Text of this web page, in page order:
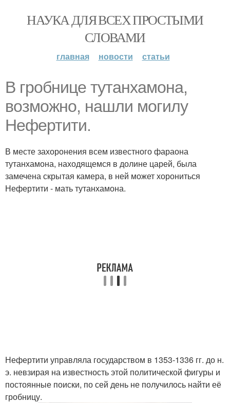
НАУКА ДЛЯ ВСЕХ ПРОСТЫМИ
СЛОВАМИ
главная новости статьи
В гробнице тутанхамона,
возможно, нашли могилу
Нефертити.
В месте захоронения всем известного фараона
тутанхамона, находящемся в долине царей, была
замечена скрытая камера, в ней может хорониться
Нефертити - мать тутанхамона.
Нефертити управляла государством в 1353-1336 гг. до н.
э. невзирая на известность этой политической фигуры и
постоянные поиски, по сей день не получилось найти её
гробницу.